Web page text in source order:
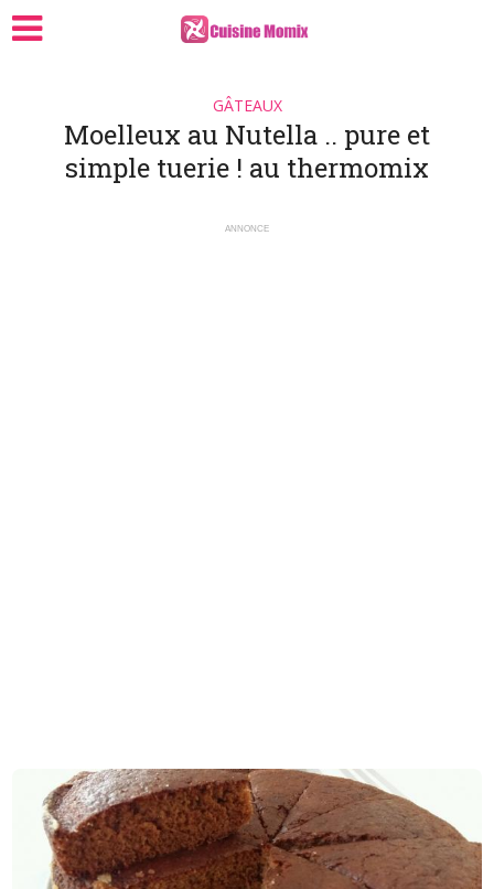
GÂTEAUX
Moelleux au Nutella .. pure et
simple tuerie ! au thermomix
ANNONCE